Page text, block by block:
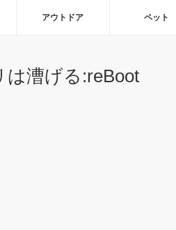
アウトドア ペット
漕げる:reBoot